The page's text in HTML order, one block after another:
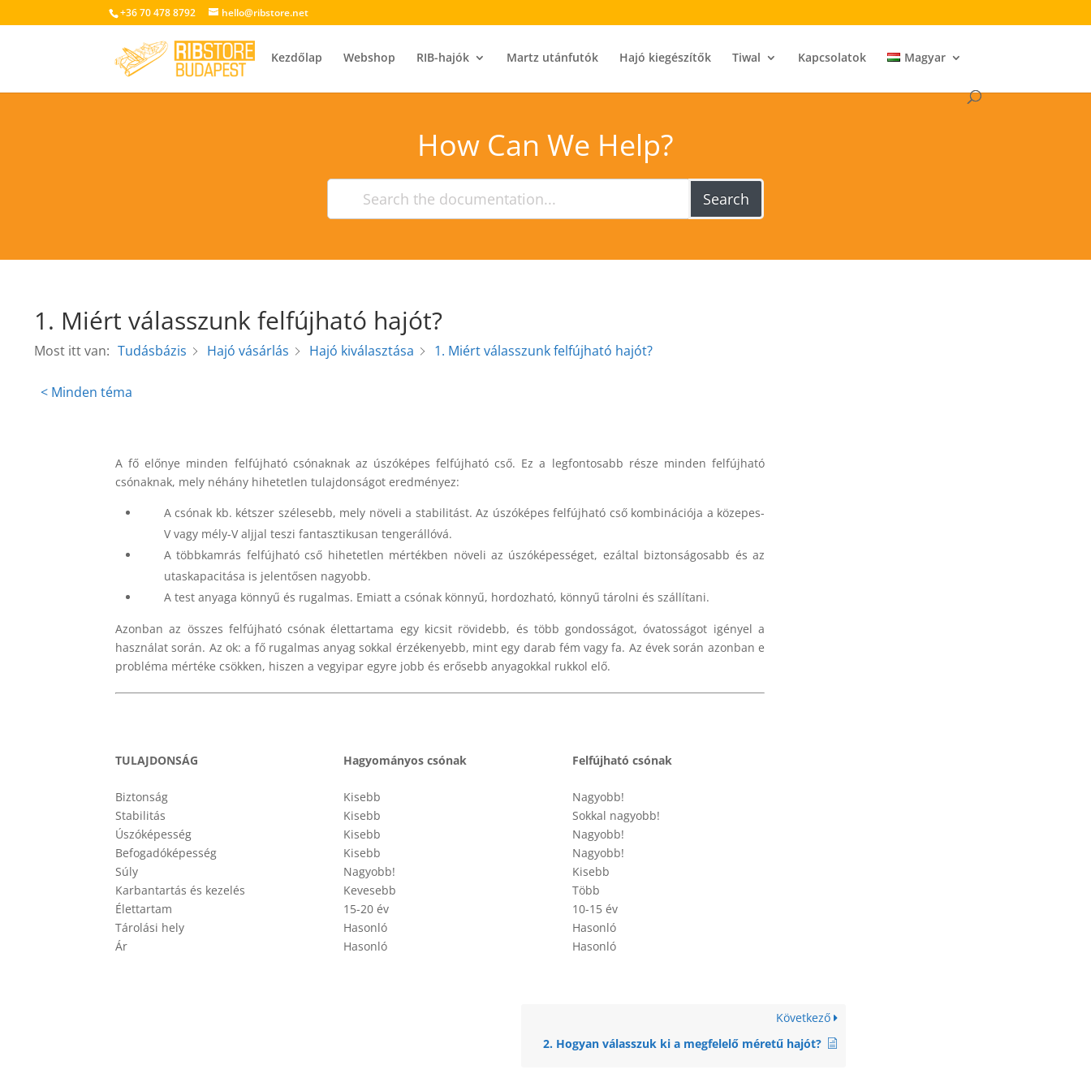
+36 70 478 8792 hello@ribstore.net
Kezdőlap Webshop RIB-hajók Martz utánfutók Hajó kiegészítők Tiwal Kapcsolatok Magyar
How Can We Help?
Search
1. Miért válasszunk felfújható hajót?
Most itt van: Tudásbázis Hajó vásárlás Hajó kiválasztása 1. Miért válasszunk felfújható hajót?
< Minden téma
A fő előnye minden felfújható csónaknak az úszóképes felfújható cső. Ez a legfontosabb része minden felfújható
csónaknak, mely néhány hihetetlen tulajdonságot eredményez:
A csónak kb. kétszer szélesebb, mely növeli a stabilitást. Az úszóképes felfújható cső kombinációja a közepes-
V vagy mély-V aljjal teszi fantasztikusan tengerállóvá.
A többkamrás felfújható cső hihetetlen mértékben növeli az úszóképességet, ezáltal biztonságosabb és az
utaskapacitása is jelentősen nagyobb.
A test anyaga könnyű és rugalmas. Emiatt a csónak könnyű, hordozható, könnyű tárolni és szállítani.
Azonban az összes felfújható csónak élettartama egy kicsit rövidebb, és több gondosságot, óvatosságot igényel a
használat során. Az ok: a fő rugalmas anyag sokkal érzékenyebb, mint egy darab fém vagy fa. Az évek során azonban e
probléma mértéke csökken, hiszen a vegyipar egyre jobb és erősebb anyagokkal rukkol elő.
TULAJDONSÁG
Biztonság
Stabilitás
Úszóképesség
Befogadóképesség
Súly
Karbantartás és kezelés
Élettartam
Tárolási hely
Ár
Hagyományos csónak
Kisebb
Kisebb
Kisebb
Kisebb
Nagyobb!
Kevesebb
15-20 év
Hasonló
Hasonló
Felfújható csónak
Nagyobb!
Sokkal nagyobb!
Nagyobb!
Nagyobb!
Kisebb
Több
10-15 év
Hasonló
Hasonló
Következő
2. Hogyan válasszuk ki a megfelelő méretű hajót?